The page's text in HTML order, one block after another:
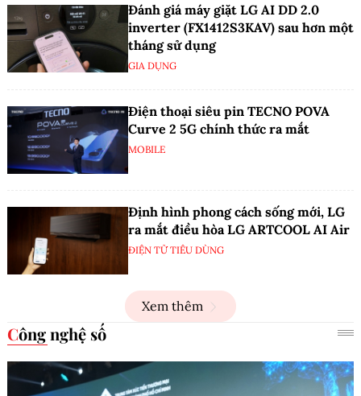
Đánh giá máy giặt LG AI DD 2.0
inverter (FX1412S3KAV) sau hơn một
tháng sử dụng
GIA DỤNG
Điện thoại siêu pin TECNO POVA
Curve 2 5G chính thức ra mắt
MOBILE
Định hình phong cách sống mới, LG
ra mắt điều hòa LG ARTCOOL AI Air
ĐIỆN TỬ TIÊU DÙNG
Xem thêm
Công nghệ số